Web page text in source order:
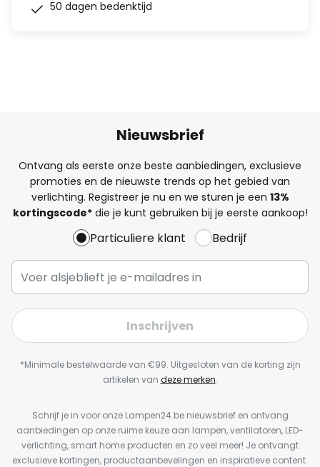
50 dagen bedenktijd
Nieuwsbrief
Ontvang als eerste onze beste aanbiedingen, exclusieve
promoties en de nieuwste trends op het gebied van
verlichting. Registreer je nu en we sturen je een 13%
kortingscode*die je kunt gebruiken bij je eerste aankoop!
Particuliere klant Bedrijf
Inschrijven
*Minimale bestelwaarde van €99. Uitgesloten van de korting zijn
artikelen van deze merken.
Schrijf je in voor onze Lampen24.be nieuwsbrief en ontvang
aanbiedingen op onze ruime keuze aan lampen, ventilatoren, LED-
verlichting, smart home producten en zo veel meer! Je ontvangt
exclusieve kortingen, productaanbevelingen en inspiratieve content.